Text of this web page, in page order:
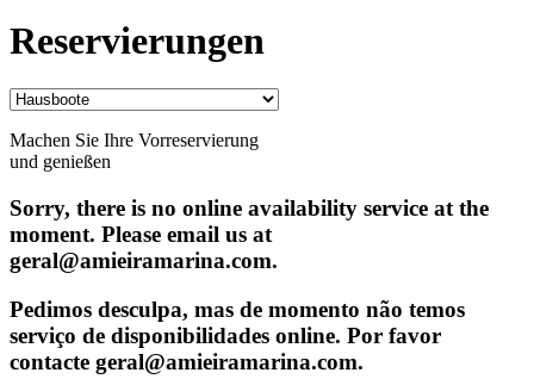
Reservierungen
Machen Sie Ihre Vorreservierung
und genießen
Sorry, there is no online availability service at the
moment. Please email us at
geral@amieiramarina.com.
Pedimos desculpa, mas de momento não temos
serviço de disponibilidades online. Por favor
contacte geral@amieiramarina.com.